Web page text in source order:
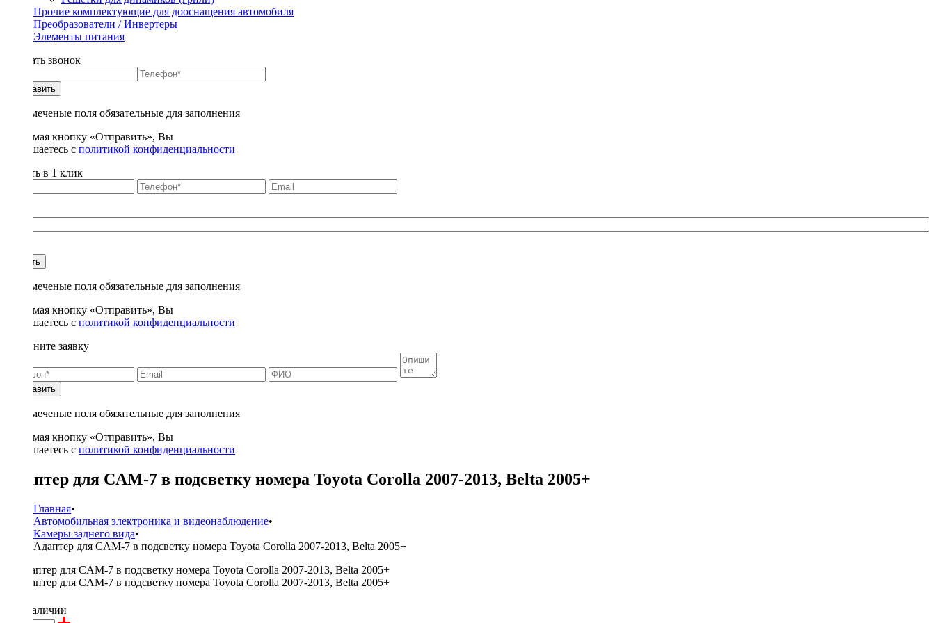
Прочие комплектующие для дооснащения автомобиля
Преобразователи / Инвертеры
Элементы питания
Заказать звонок
Отправить
* - отмеченые поля обязательные для заполнения
Нажимая кнопку «Отправить», Вы
соглашаетесь с политикой конфиденциальности
Купить в 1 клик
Купить
* - отмеченые поля обязательные для заполнения
Нажимая кнопку «Отправить», Вы
соглашаетесь с политикой конфиденциальности
Заполните заявку
Отправить
* - отмеченые поля обязательные для заполнения
Нажимая кнопку «Отправить», Вы
соглашаетесь с политикой конфиденциальности
Адаптер для CAM-7 в подсветку номера Toyota Corolla 2007-2013, Belta 2005+
Главная•
Автомобильная электроника и видеонаблюдение•
Камеры заднего вида•
Адаптер для CAM-7 в подсветку номера Toyota Corolla 2007-2013, Belta 2005+
в наличии